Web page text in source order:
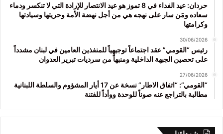
حردان: عيد الفداء في 8 تموز هو عيد الانتصار للإرادة التي لا تنكسر ودماء
سعاده ومَن سار على نهجه هي من أجل نهضة الأمة وحريتها وسيادتها
وكرامتها
30/06/2026
رئيس “القومي” عقد اجتماعاً توجيهياً للمنفذين العامين في لبنان مشدداً
على تحصين الجبهة الداخلية ومنبهاً من سرديات تبرير العدوان
27/06/2026
“القومي”: “اتفاق الاطار” نسخة عن 17 أيار المشؤوم والسلطة اللبنانية
مطالبة بالتراجع عنه صوناً للوحدة ووأداً للفتنة